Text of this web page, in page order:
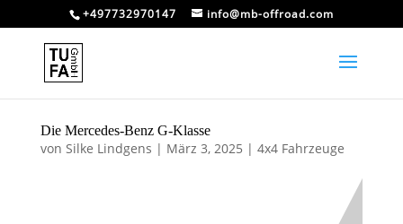
+497732970147 info@mb-offroad.com
Die Mercedes-Benz G-Klasse
von Silke Lindgens | März 3, 2025 | 4x4 Fahrzeuge